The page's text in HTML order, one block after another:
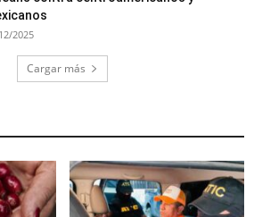
2025
Cargar más